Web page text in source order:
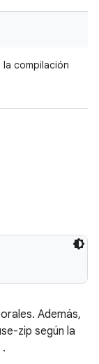
la compilación
Además,
zip según la